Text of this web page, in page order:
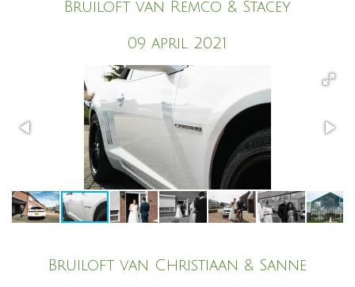
Bruiloft van Remco & Stacey
09 april 2021
Bruiloft van Christiaan & Sanne